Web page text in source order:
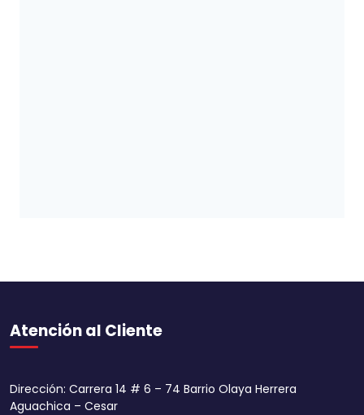
Atención al Cliente
Dirección: Carrera 14 # 6 – 74 Barrio Olaya Herrera
Aguachica – Cesar